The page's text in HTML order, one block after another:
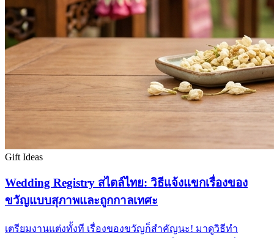
Gift Ideas
Wedding Registry สไตล์ไทย: วิธีแจ้งแขกเรื่องของ
ขวัญแบบสุภาพและถูกกาลเทศะ
เตรียมงานแต่งทั้งที เรื่องของขวัญก็สำคัญนะ! มาดูวิธีทำ